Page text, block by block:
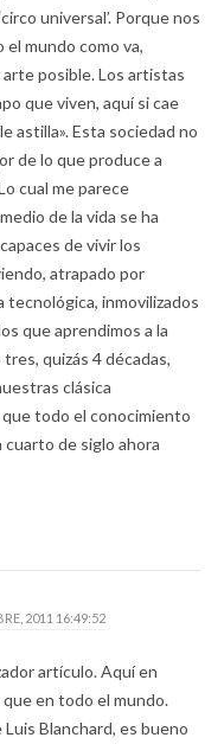
universal’. Porque nos
mundo como va,
posible. Los artistas
que viven, aquí si cae
astilla». Esta sociedad no
de lo que produce a
cual me parece
de la vida se ha
de vivir los
atrapado por
inmovilizados
que aprendimos a la
quizás 4 décadas,
clásica
todo el conocimiento
cuarto de siglo ahora
2011 16:49:52
artículo. Aquí en
en todo el mundo.
Blanchard, es bueno